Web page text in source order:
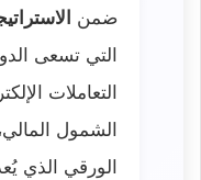
ضمن
التي تسعى
التعاملات
الشمول
الورقي الذي